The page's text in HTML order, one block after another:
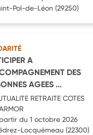
Pol-de-Léon (29250)
A
DES
AGEES ...
RETRAITE COTES
du 1 octobre 2026
Locquémeau (22300)